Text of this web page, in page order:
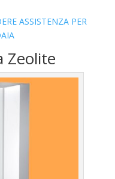
ASSISTENZA PER
Zeolite